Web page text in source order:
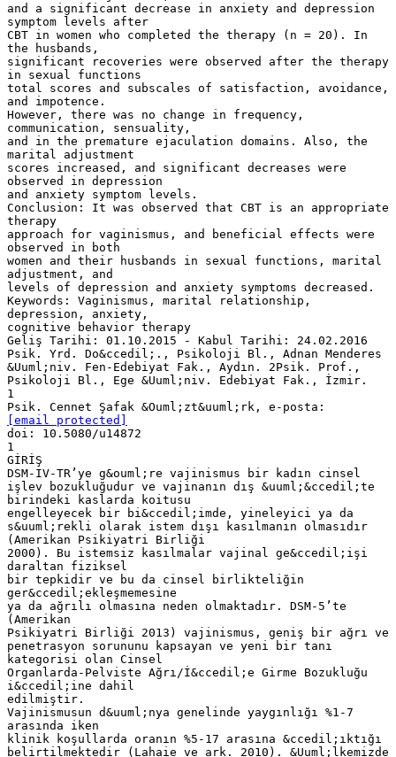
and a significant decrease in anxiety and depression
symptom levels after
CBT in women who completed the therapy (n = 20). In
the husbands,
significant recoveries were observed after the therapy
in sexual functions
total scores and subscales of satisfaction, avoidance,
and impotence.
However, there was no change in frequency,
communication, sensuality,
and in the premature ejaculation domains. Also, the
marital adjustment
scores increased, and significant decreases were
observed in depression
and anxiety symptom levels.
Conclusion: It was observed that CBT is an appropriate
therapy
approach for vaginismus, and beneficial effects were
observed in both
women and their husbands in sexual functions, marital
adjustment, and
levels of depression and anxiety symptoms decreased.
Keywords: Vaginismus, marital relationship,
depression, anxiety,
cognitive behavior therapy
Geliş Tarihi: 01.10.2015 - Kabul Tarihi: 24.02.2016
Psik. Yrd. Do&ccedil;., Psikoloji Bl., Adnan Menderes
&Uuml;niv. Fen-Edebiyat Fak., Aydın. 2Psik. Prof.,
Psikoloji Bl., Ege &Uuml;niv. Edebiyat Fak., İzmir.
1
Psik. Cennet Şafak &Ouml;zt&uuml;rk, e-posta:
[email protected]